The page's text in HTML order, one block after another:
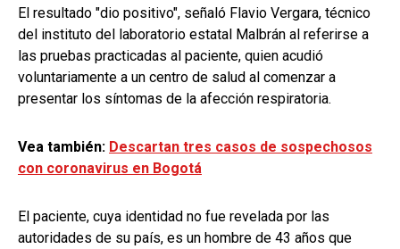
El resultado "dio positivo", señaló Flavio Vergara, técnico
del instituto del laboratorio estatal Malbrán al referirse a
las pruebas practicadas al paciente, quien acudió
voluntariamente a un centro de salud al comenzar a
presentar los síntomas de la afección respiratoria.
Vea también: Descartan tres casos de sospechosos
con coronavirus en Bogotá
El paciente, cuya identidad no fue revelada por las
autoridades de su país, es un hombre de 43 años que